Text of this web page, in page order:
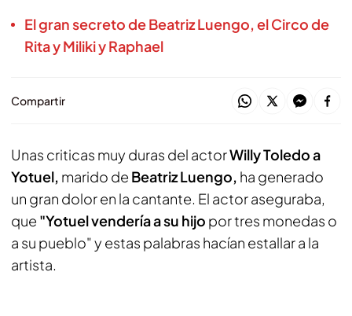
El gran secreto de Beatriz Luengo, el Circo de
Rita y Miliki y Raphael
Compartir
Unas criticas muy duras del actorWilly Toledo a
Yotuel, marido de Beatriz Luengo, ha generado
un gran dolor en la cantante. El actor aseguraba,
que "Yotuel vendería a su hijo por tres monedas o
a su pueblo" y estas palabras hacían estallar a la
artista.